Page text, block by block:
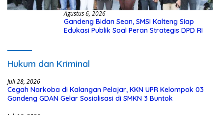
Agustus 6, 2026
Gandeng Bidan Sean, SMSI Kalteng Siap
Edukasi Publik Soal Peran Strategis DPD RI
Hukum dan Kriminal
Juli 28, 2026
Cegah Narkoba di Kalangan Pelajar, KKN UPR Kelompok 03
Gandeng GDAN Gelar Sosialisasi di SMKN 3 Buntok